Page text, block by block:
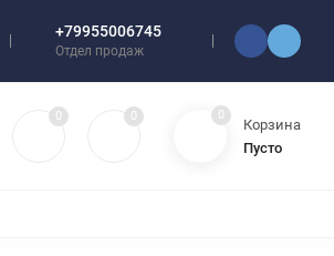
+79955006745
Отдел продаж
0 0 0
Корзина
Пусто